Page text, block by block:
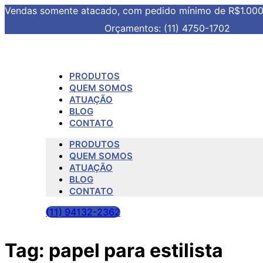
Vendas somente atacado, com pedido mínimo de R$1.000
Orçamentos: (11) 4750-1702
PRODUTOS
QUEM SOMOS
ATUAÇÃO
BLOG
CONTATO
PRODUTOS
QUEM SOMOS
ATUAÇÃO
BLOG
CONTATO
(11) 94132-2362
Tag: papel para estilista